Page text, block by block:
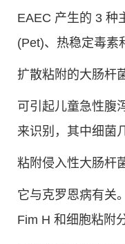
EAEC 产生的 3 种
(Pet)、热稳定毒素
扩散粘附的大肠杆
可引起儿童急性腹
来识别，其中细菌
粘附侵入性大肠杆
它与克罗恩病有关
Fim H 和细胞粘附